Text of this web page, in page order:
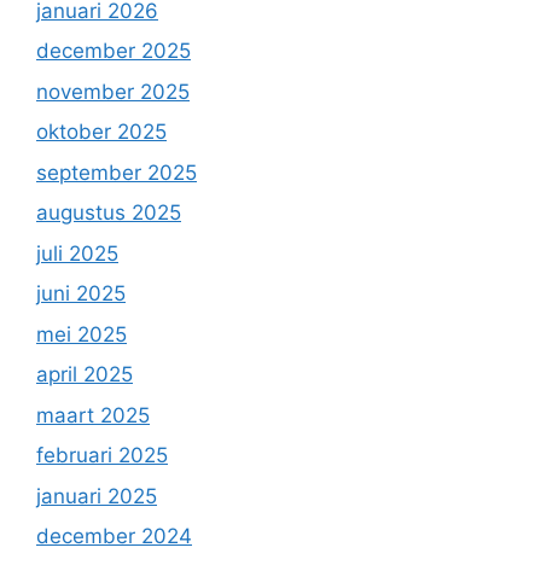
januari 2026
december 2025
november 2025
oktober 2025
september 2025
augustus 2025
juli 2025
juni 2025
mei 2025
april 2025
maart 2025
februari 2025
januari 2025
december 2024